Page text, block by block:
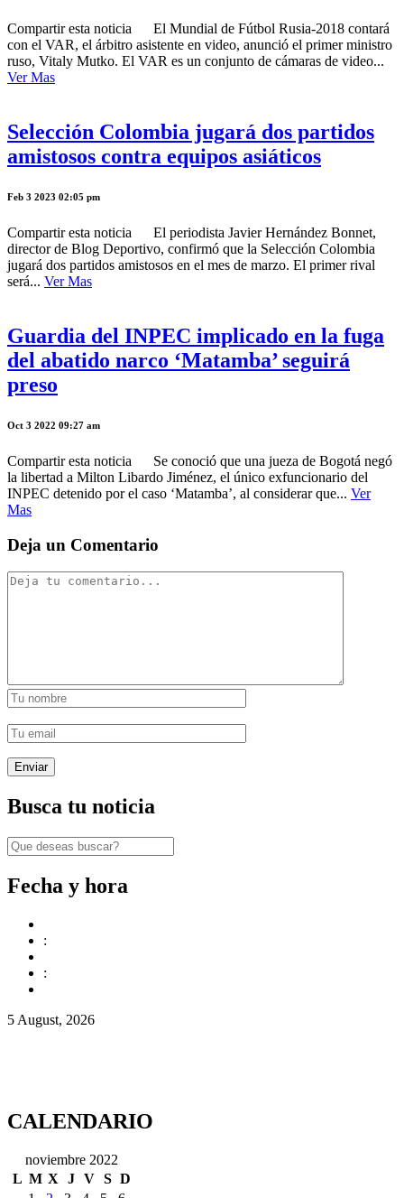
Compartir esta noticia El Mundial de Fútbol Rusia-2018 contará
con el VAR, el árbitro asistente en video, anunció el primer ministro
ruso, Vitaly Mutko. El VAR es un conjunto de cámaras de video...
Ver Mas
Selección Colombia jugará dos partidos
amistosos contra equipos asiáticos
Feb 3 2023 02:05 pm
Compartir esta noticia El periodista Javier Hernández Bonnet,
director de Blog Deportivo, confirmó que la Selección Colombia
jugará dos partidos amistosos en el mes de marzo. El primer rival
será... Ver Mas
Guardia del INPEC implicado en la fuga
del abatido narco ‘Matamba’ seguirá
preso
Oct 3 2022 09:27 am
Compartir esta noticia Se conoció que una jueza de Bogotá negó
la libertad a Milton Libardo Jiménez, el único exfuncionario del
INPEC detenido por el caso ‘Matamba’, al considerar que... Ver
Mas
Deja un Comentario
Busca tu noticia
Fecha y hora
:
:
5 August, 2026
CALENDARIO
noviembre 2022
L M X J V S D